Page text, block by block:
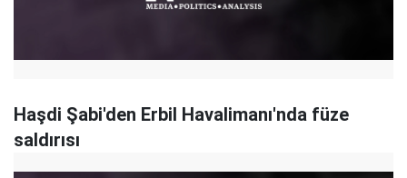
Haşdi Şabi'den Erbil Havalimanı'nda füze
saldırısı